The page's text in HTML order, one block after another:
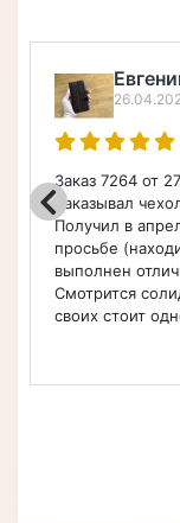
Заказ 7264 от
Заказывал
Получил в
просьбе
выполнен
Смотрится
своих стоит